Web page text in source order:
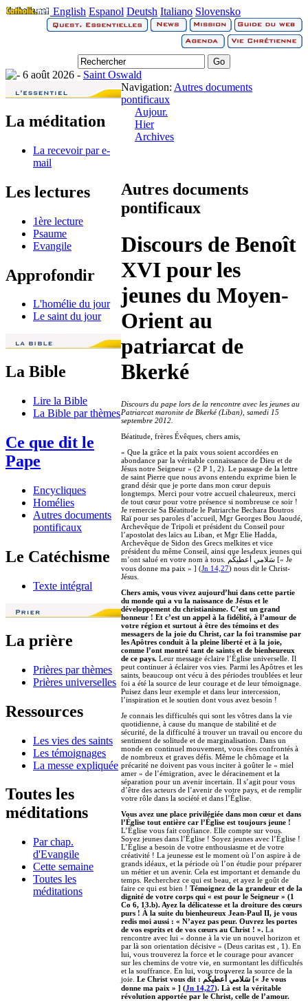
English Espanol Deutsh Italiano Slovensko
6 août 2026 - Saint Oswald
La méditation
La recevoir par e-
mail
Les lectures
1ère lecture
Psaume
Evangile
Approfondir
L'homélie du jour
Le saint du jour
La Bible
Lire la Bible
La Bible par thèmes
Ce que dit le
Pape
Encycliques
Homélies
Autres documents
pontificaux
Le Catéchisme
Texte intégral
La prière
Prières par thèmes
Prières universelles
Ressources
Les vies des saints
Les témoignages
La messe expliquée
Toutes les
méditations
Par chap.
d'Evangile
Cette semaine
Toutes les
méditations
Navigation: Autres documents
pontificaux
Aujour.
Hier
Archives
Autres documents
pontificaux
Discours de Benoît
XVI pour les
jeunes du Moyen-
Orient au
patriarcat de
Bkerké
Discours du pape lors de la rencontre avec les jeunes au
Patriarcat maronite de Bkerké (Liban), samedi 15
septembre 2012.
Béatitude, frères Évêques, chers amis,
« Que la grâce et la paix vous soient accordées en
abondance par la véritable connaissance de Dieu et de
Jésus notre Seigneur » (2 P 1, 2). Le passage de la lettre
de saint Pierre que nous avons entendu exprime bien le
grand désir que je porte dans mon cœur depuis
longtemps. Merci pour votre accueil chaleureux, merci
de tout cœur pour votre présence si nombreuse ce soir !
Je remercie Sa Béatitude le Patriarche Bechara Boutros
Raï pour ses paroles d’accueil, Mgr Georges Bou Jaoudé,
Archevêque de Tripoli et président du Conseil pour
l’apostolat des laïcs au Liban, et Mgr Elie Hadda,
Archevêque de Sidon des Grecs melkites et vice
président du même Conseil, ainsi que les deux jeunes qui
m’ont salué en votre nom à tous. سَلامي أُعطيكُم [« Je
vous donne ma paix » ] (Jn 14,27) nous dit le Christ-
Jésus.
Chers amis, vous vivez aujourd’hui dans cette partie
du monde qui a vu la naissance de Jésus et le
développement du christianisme. C’est un grand
honneur ! Et c’est un appel à la fidélité, à l’amour de
votre région et surtout à être des témoins et des
messagers de la joie du Christ, car la foi transmise par
les Apôtres conduit à la pleine liberté et à la joie,
comme l’ont montré tant de saints et de bienheureux
de ce pays. Leur message éclaire l’Église universelle. Il
peut continuer à éclairer vos vies. Parmi les Apôtres et les
saints, beaucoup ont vécu à des périodes troublées et leur
foi a été la source de leur courage et de leur témoignage.
Puisez dans leur exemple et dans leur intercession,
l’inspiration et le soutien dont vous avez besoin !
Je connais les difficultés qui sont les vôtres dans la vie
quotidienne, à cause du manque de stabilité et de
sécurité, de la difficulté à trouver un travail ou encore du
sentiment de solitude et de marginalisation. Dans un
monde en continuel mouvement, vous êtes confrontés à
de nombreux et graves défis. Même le chômage et la
précarité ne doivent pas vous inciter à goûter le « miel
amer » de l’émigration, avec le déracinement et la
séparation pour un avenir incertain. Il s’agit pour vous
d’être des acteurs de l’avenir de votre pays, et de remplir
votre rôle dans la société et dans l’Église.
Vous avez une place privilégiée dans mon cœur et dans
l’Église tout entière car l’Église est toujours jeune !
L’Église vous fait confiance. Elle compte sur vous.
Soyez jeunes dans l’Église ! Soyez jeunes avec l’Église !
L’Église a besoin de votre enthousiasme et de votre
créativité ! La jeunesse est le moment où l’on aspire à de
grands idéaux, et la période où l’on étudie pour préparer
un métier et un avenir. Cela est important et demande du
temps. Recherchez ce qui est beau, et ayez le goût de
faire ce qui est bien ! Témoignez de la grandeur et de la
dignité de votre corps qui « est pour le Seigneur » (1
Co 6, 13.b). Ayez la délicatesse et la droiture des cœurs
purs ! À la suite du bienheureux Jean-Paul II, je vous
redis moi aussi : « N’ayez pas peur. Ouvrez les portes
de vos esprits et de vos cœurs au Christ ! ». La
rencontre avec lui « donne à la vie un nouvel horizon et
par là son orientation décisive » (Deus caritas est , 1). En
lui, vous trouverez la force et le courage pour avancer
sur les chemins de votre vie, en surmontant les difficultés
et la souffrance. En lui, vous trouverez la source de la
joie. Le Christ vous dit : سَلامي أُعطيكُم [« Je vous
donne ma paix » ] (Jn 14,27). Là est la véritable
révolution apportée par le Christ, celle de l’amour.